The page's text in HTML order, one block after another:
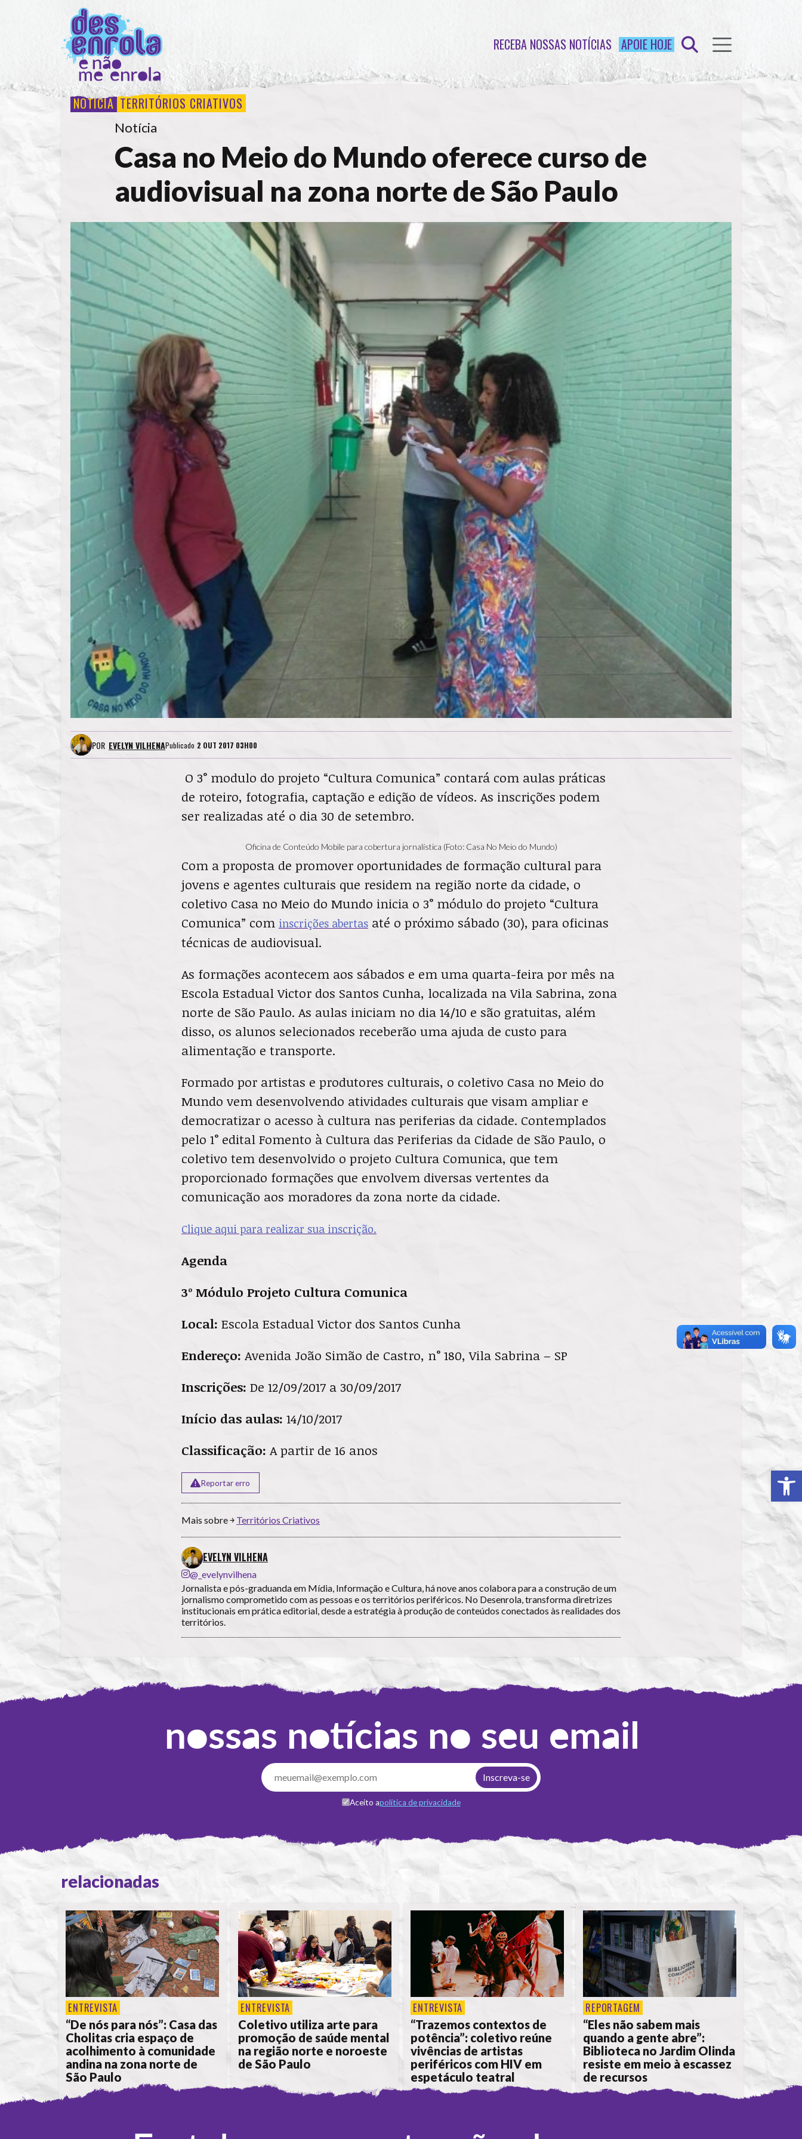
RECEBA NOSSAS NOTÍCIAS APOIE HOJE
NOTÍCIA TERRITÓRIOS CRIATIVOS
Notícia
Casa no Meio do Mundo oferece curso de
audiovisual na zona norte de São Paulo
POR EVELYN VILHENAPublicado 2 OUT 2017 03H00
O 3° modulo do projeto “Cultura Comunica” contará com aulas práticas
de roteiro, fotografia, captação e edição de vídeos. As inscrições podem
ser realizadas até o dia 30 de setembro.
Oficina de Conteúdo Mobile para cobertura jornalística (Foto: Casa No Meio do Mundo)
Com a proposta de promover oportunidades de formação cultural para
jovens e agentes culturais que residem na região norte da cidade, o
coletivo Casa no Meio do Mundo inicia o 3° módulo do projeto “Cultura
Comunica” com inscrições abertas até o próximo sábado (30), para oficinas
técnicas de audiovisual.
As formações acontecem aos sábados e em uma quarta-feira por mês na
Escola Estadual Victor dos Santos Cunha, localizada na Vila Sabrina, zona
norte de São Paulo. As aulas iniciam no dia 14/10 e são gratuitas, além
disso, os alunos selecionados receberão uma ajuda de custo para
alimentação e transporte.
Formado por artistas e produtores culturais, o coletivo Casa no Meio do
Mundo vem desenvolvendo atividades culturais que visam ampliar e
democratizar o acesso à cultura nas periferias da cidade. Contemplados
pelo 1° edital Fomento à Cultura das Periferias da Cidade de São Paulo, o
coletivo tem desenvolvido o projeto Cultura Comunica, que tem
proporcionado formações que envolvem diversas vertentes da
comunicação aos moradores da zona norte da cidade.
Clique aqui para realizar sua inscrição.
Agenda
3º Módulo Projeto Cultura Comunica
Local: Escola Estadual Victor dos Santos Cunha
Endereço: Avenida João Simão de Castro, n° 180, Vila Sabrina – SP
Inscrições: De 12/09/2017 a 30/09/2017
Início das aulas: 14/10/2017
Classificação: A partir de 16 anos
Reportar erro
Mais sobre ￫ Territórios Criativos
EVELYN VILHENA
@_evelynvilhena
Jornalista e pós-graduanda em Mídia, Informação e Cultura, há nove anos colabora para a construção de um
jornalismo comprometido com as pessoas e os territórios periféricos. No Desenrola, transforma diretrizes
institucionais em prática editorial, desde a estratégia à produção de conteúdos conectados às realidades dos
territórios.
nossas notícias no seu email
Aceito apolítica de privacidade
relacionadas
ENTREVISTA
“De nós para nós”: Casa das
Cholitas cria espaço de
acolhimento à comunidade
andina na zona norte de
São Paulo
PORANA ALICE DE LIMA
ENTREVISTA
Coletivo utiliza arte para
promoção de saúde mental
na região norte e noroeste
de São Paulo
ENTREVISTA
“Trazemos contextos de
potência”: coletivo reúne
vivências de artistas
periféricos com HIV em
espetáculo teatral
REPORTAGEM
“Eles não sabem mais
quando a gente abre”:
Biblioteca no Jardim Olinda
resiste em meio à escassez
de recursos